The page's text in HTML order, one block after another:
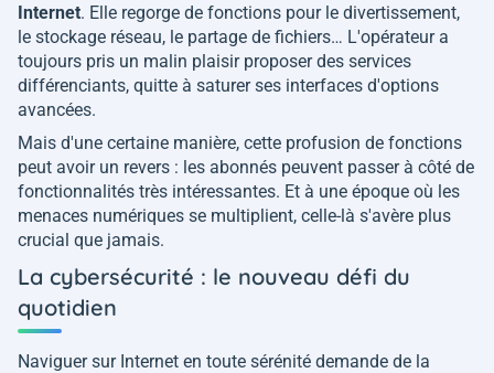
Internet. Elle regorge de fonctions pour le divertissement,
le stockage réseau, le partage de fichiers… L'opérateur a
toujours pris un malin plaisir proposer des services
différenciants, quitte à saturer ses interfaces d'options
avancées.
Mais d'une certaine manière, cette profusion de fonctions
peut avoir un revers : les abonnés peuvent passer à côté de
fonctionnalités très intéressantes. Et à une époque où les
menaces numériques se multiplient, celle-là s'avère plus
crucial que jamais.
La cybersécurité : le nouveau défi du
quotidien
Naviguer sur Internet en toute sérénité demande de la